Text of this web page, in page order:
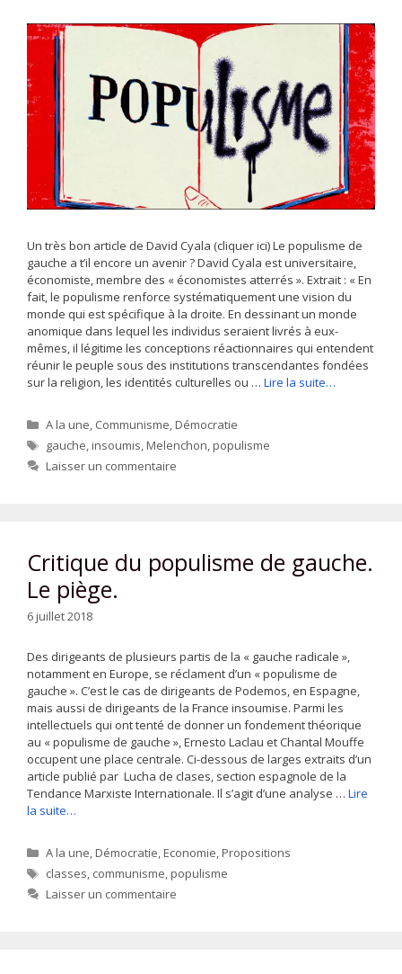
Un très bon article de David Cyala (cliquer ici) Le populisme de
gauche a t’il encore un avenir ? David Cyala est universitaire,
économiste, membre des « économistes atterrés ». Extrait : « En
fait, le populisme renforce systématiquement une vision du
monde qui est spécifique à la droite. En dessinant un monde
anomique dans lequel les individus seraient livrés à eux-
mêmes, il légitime les conceptions réactionnaires qui entendent
réunir le peuple sous des institutions transcendantes fondées
sur la religion, les identités culturelles ou … Lire la suite…
Catégories
A la une, Communisme,Démocratie
Étiquettes
gauche,insoumis,Melenchon,populisme
Laisser un commentaire
Critique du populisme de gauche.
Le piège.
6 juillet 2018
Des dirigeants de plusieurs partis de la « gauche radicale »,
notamment en Europe, se réclament d’un « populisme de
gauche ». C’est le cas de dirigeants de Podemos, en Espagne,
mais aussi de dirigeants de la France insoumise. Parmi les
intellectuels qui ont tenté de donner un fondement théorique
au « populisme de gauche », Ernesto Laclau et Chantal Mouffe
occupent une place centrale. Ci-dessous de larges extraits d’un
article publié par Lucha de clases, section espagnole de la
Tendance Marxiste Internationale. Il s’agit d’une analyse … Lire
la suite…
Catégories
A la une,Démocratie,Economie,Propositions
Étiquettes
classes, communisme,populisme
Laisser un commentaire